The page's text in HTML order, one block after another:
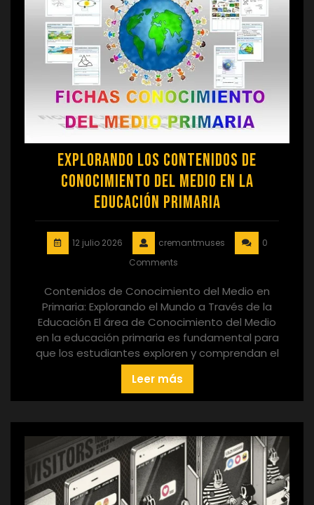
Explorando los Contenidos de
Conocimiento del Medio en la
Educación Primaria
12 julio 2026 cremantmuses
0
Comments
Contenidos de Conocimiento del Medio en
Primaria: Explorando el Mundo a Través de la
Educación El área de Conocimiento del Medio
en la educación primaria es fundamental para
que los estudiantes exploren y comprendan el
Leer más